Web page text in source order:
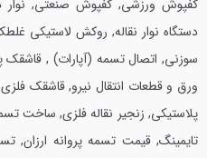
کفپوش ورزشی, کفپوش صنعتی,
دستگاه نوار نقاله, روکش لاستیکی
سوزنی, اتصال تسمه (آپارات) ,
ورق و قطعات انتقال نیرو, قاشقک
پلاستیکی, زنجیر نقاله فلزی, ساخت
تایمینگ, قیمت تسمه پروانه ارزان,